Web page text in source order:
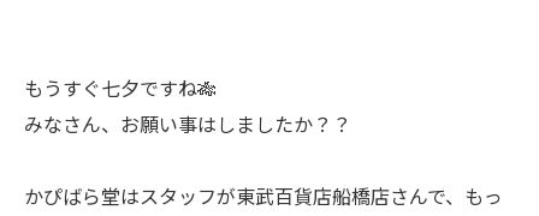
もうすぐ七夕ですね🎋
みなさん、お願い事はしましたか？？
かぴばら堂はスタッフが東武百貨店船橋店さんで、もっ